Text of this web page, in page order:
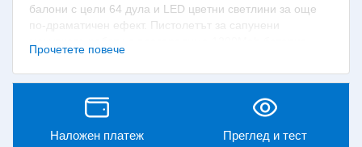
балони с цели 64 дула и LED цветни светлини за още
по-драматичен ефект. Пистолетът за сапунени
Купете го още сега на супер изгодна цена!
Технически особености и
свойства на оръдието
Пистолетът за сапунени балони е забавна и иновативна
Прочетете повече
Наложен платеж Преглед и тест